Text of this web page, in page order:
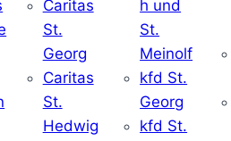
Caritas
St.
Georg
Caritas
St.
Hedwig
h und
St.
Meinolf
kfd St.
Georg
kfd St.